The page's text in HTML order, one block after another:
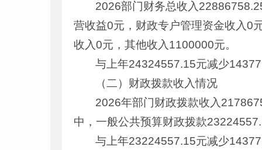
2026部门财务总收入
营收益0元，财政专户管理资金收入0
收入0元，其他收入1100000元。
与上年24324557.15元减少
（二）财政拨款收入情况
2026年部门财政拨款收入
中，一般公共预算财政拨款
与上年23224557.15元减少